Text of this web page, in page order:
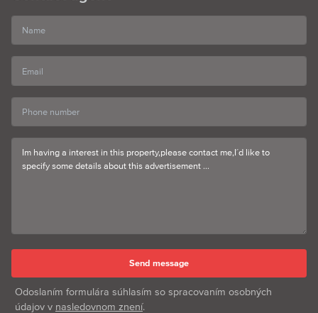
Odoslaním formulára súhlasím so spracovaním osobných
údajov v nasledovnom znení.